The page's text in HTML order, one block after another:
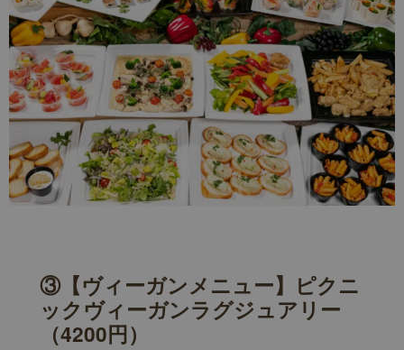
③【ヴィーガンメニュー】ピクニ
ックヴィーガンラグジュアリー
（4200円）